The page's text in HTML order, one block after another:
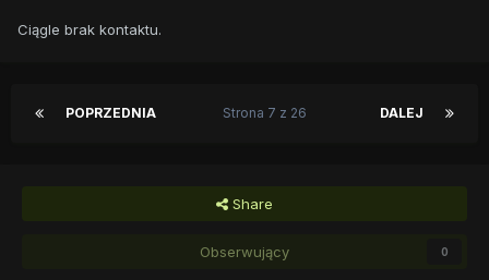
Ciągle brak kontaktu.
POPRZEDNIA DALEJ
Strona 7 z 26
Share
Obserwujący 0